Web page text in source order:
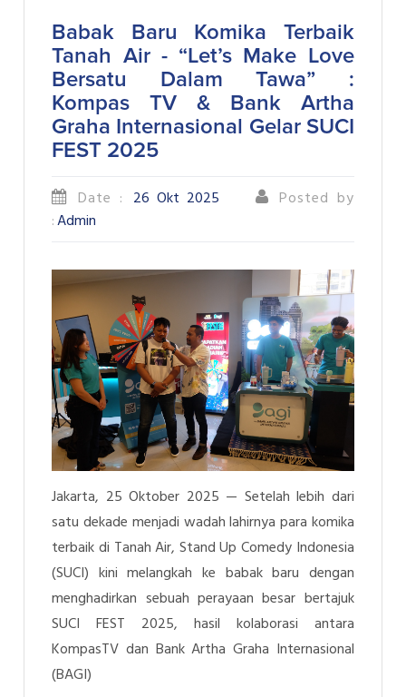
Babak Baru Komika Terbaik
Tanah Air - “Let’s Make Love
Bersatu Dalam Tawa” :
Kompas TV & Bank Artha
Graha Internasional Gelar SUCI
FEST 2025
Date : 26 Okt 2025
Posted by
:Admin
Jakarta, 25 Oktober 2025 — Setelah lebih dari
satu dekade menjadi wadah lahirnya para komika
terbaik di Tanah Air, Stand Up Comedy Indonesia
(SUCI) kini melangkah ke babak baru dengan
menghadirkan sebuah perayaan besar bertajuk
SUCI FEST 2025, hasil kolaborasi antara
KompasTV dan Bank Artha Graha Internasional
(BAGI)